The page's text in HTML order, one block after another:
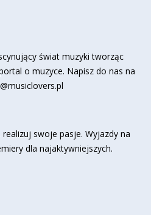
świat muzyki tworząc
o muzyce. Napisz do nas na
swoje pasje. Wyjazdy na
dla najaktywniejszych.